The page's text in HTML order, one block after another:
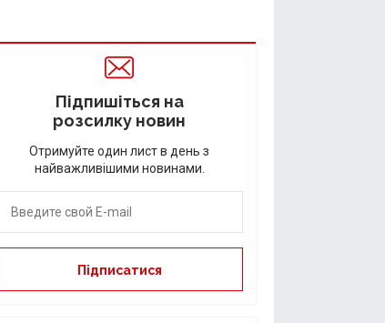
Підпишіться на
розсилку новин
Отримуйте один лист в день з
найважливішими новинами.